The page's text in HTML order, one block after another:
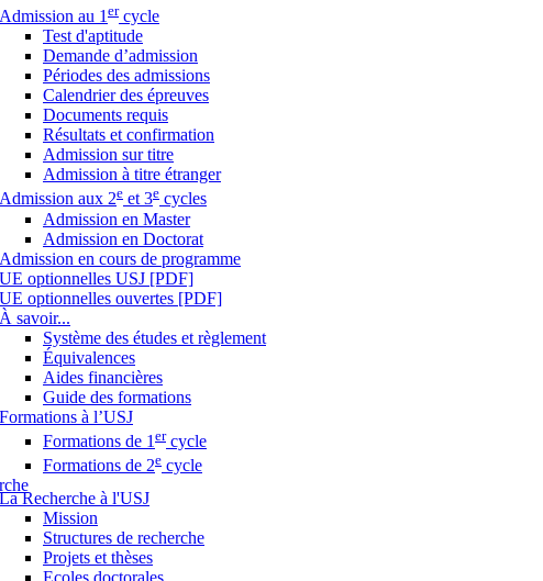
Admission au 1 ercycle
Test d'aptitude
Demande d’admission
Périodes des admissions
Calendrier des épreuves
Documents requis
Résultats et confirmation
Admission sur titre
Admission à titre étranger
Admission aux 2e et 3e cycles
Admission en Master
Admission en Doctorat
Admission en cours de programme
UE optionnelles USJ [PDF]
UE optionnelles ouvertes [PDF]
À savoir...
Système des études et règlement
Équivalences
Aides financières
Guide des formations
Formations à l’USJ
Formations de 1 ercycle
Formations de 2e cycle
La Recherche à l'USJ
Mission
Structures de recherche
Projets et thèses
Ecoles doctorales